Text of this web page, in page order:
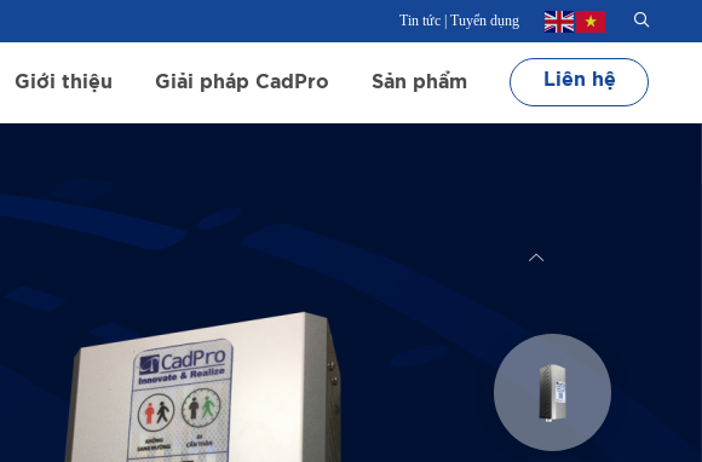
Tin tức| Tuyển dụng
Giới thiệu Giải pháp CadPro Sản phẩm Liên hệ